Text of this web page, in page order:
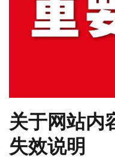
关于网站内
失效说明